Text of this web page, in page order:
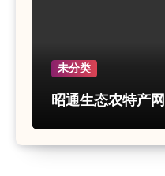
未分类
昭通生态农特产网